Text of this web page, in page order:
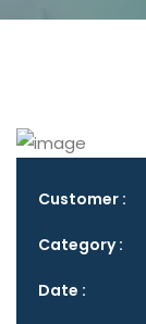
Customer :
Category :
Date :